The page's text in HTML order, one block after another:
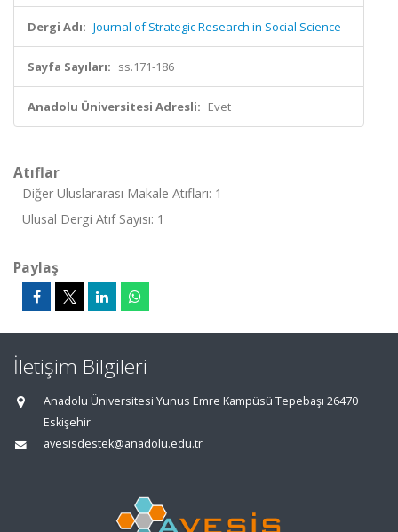
Dergi Adı: Journal of Strategic Research in Social Science
Sayfa Sayıları: ss.171-186
Anadolu Üniversitesi Adresli: Evet
Atıflar
Diğer Uluslararası Makale Atıfları: 1
Ulusal Dergi Atıf Sayısı: 1
Paylaş
İletişim Bilgileri
Anadolu Üniversitesi Yunus Emre Kampüsü Tepebaşı 26470
Eskişehir
avesisdestek@anadolu.edu.tr